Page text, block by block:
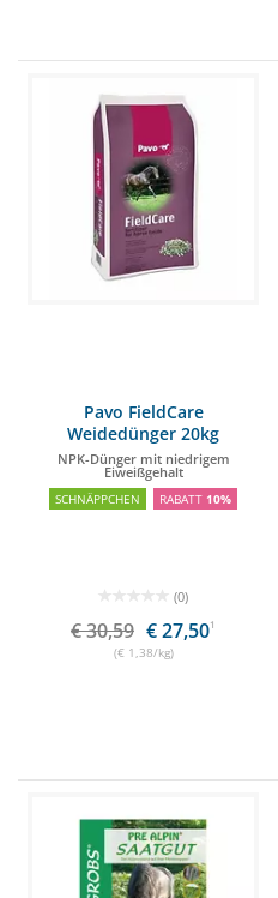
Pavo FieldCare
Weidedünger 20kg
NPK-Dünger mit niedrigem
Eiweißgehalt
SCHNÄPPCHEN RABATT 10%
(0)
€ 30,59 € 27,501
(€ 1,38/kg)